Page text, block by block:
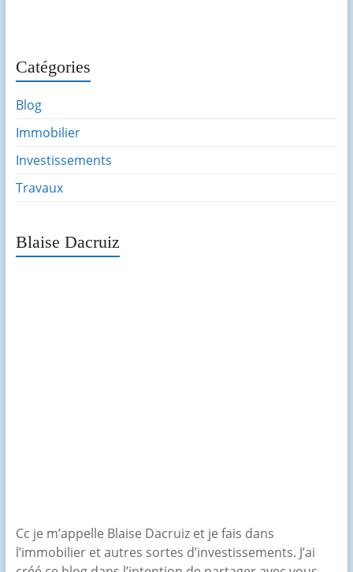
Catégories
Blog
Immobilier
Investissements
Travaux
Blaise Dacruiz
Cc je m’appelle Blaise Dacruiz et je fais dans
l’immobilier et autres sortes d’investissements. J’ai